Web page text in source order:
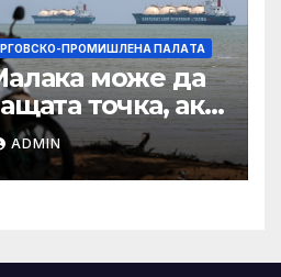
ПРОМИШЛЕНА ПАЛAТА
може да
точка, ако
ADMIN